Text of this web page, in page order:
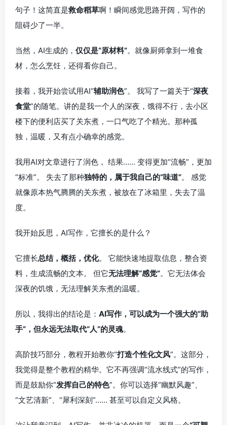
句子！这简直是救命稻草啊！瞬间感觉思路开阔，写作的
阻碍少了一半。
当然，AI生成的， 仅仅是“原材料”。就像厨师拿到一堆食
材，怎么烹饪，还得看你自己。
接着，我开始尝试用AI“辅助润色”。 我写了一篇关于“深夜
食堂”的随笔。讲的是我一个人的深夜，饿得不行，去小区
楼下的便利店买了关东煮，一口气吃了个精光。那种孤
独，温暖，又有点小确幸的感觉。
我用AI对文章进行了润色， 结果…… 变得更加“流畅”，更加
“标准”。 失去了那种独特的，属于我自己的“味道”。 感觉
就像原本热气腾腾的关东煮，被放在了冰箱里，失去了温
度。
我开始反思，AI写作，它擅长的是什么？
它擅长总结，概括，优化。 它能快速地提取信息，整合资
料，生成流畅的文本。 但它无法理解“感觉”。它无法体会
深夜的饥饿，无法理解关东煮的温暖。
所以，我得出的结论是： AI写作，可以成为一个强大的“助
手”，但永远无法取代“人”的灵魂。
高阶技巧部分，教程开始教你“打造个性化文风”。这部分，
我觉得是整个教程的精华。它不再强调“流水线式”的写作，
而是鼓励你“发挥自己的特色”。你可以选择“幽默风趣”、
“文艺清新”、“犀利深刻”…… 甚至可以自定义风格。